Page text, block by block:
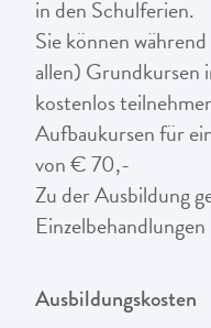
in den Schulferien.
Sie können
allen) Grundkursen
kostenlos
Aufbaukursen für
von € 70,-
Zu der Ausbildung
Ausbildungskosten